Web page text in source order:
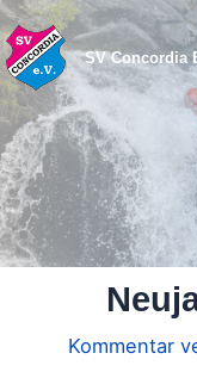
Zum
Inhalt
springen
SV Concordia
Kommentar